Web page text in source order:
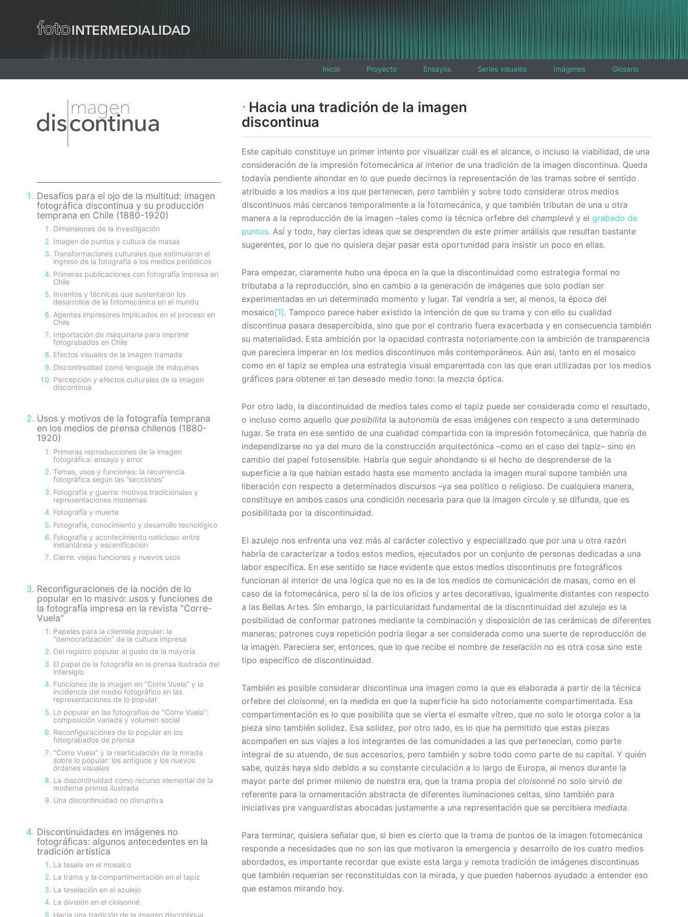
Inicio Proyecto Ensayos Series visuales Imágenes Glosario
Hacia una tradición de la imagen
discontinua
Este capítulo constituye un primer intento por visualizar cuál es el alcance, o incluso la viabilidad, de una
consideración de la impresión fotomecánica al interior de una tradición de la imagen discontinua. Queda
todavía pendiente ahondar en lo que puede decirnos la representación de las tramas sobre el sentido
atribuido a los medios a los que pertenecen, pero también y sobre todo considerar otros medios
discontinuos más cercanos temporalmente a la fotomecánica, y que también tributan de una u otra
manera a la reproducción de la imagen –tales como la técnica orfebre del champlevé y el grabado de
puntos. Así y todo, hay ciertas ideas que se desprenden de este primer análisis que resultan bastante
sugerentes, por lo que no quisiera dejar pasar esta oportunidad para insistir un poco en ellas.
Para empezar, claramente hubo una época en la que la discontinuidad como estrategia formal no
tributaba a la reproducción, sino en cambio a la generación de imágenes que solo podían ser
experimentadas en un determinado momento y lugar. Tal vendría a ser, al menos, la época del
mosaico[1]. Tampoco parece haber existido la intención de que su trama y con ello su cualidad
discontinua pasara desapercibida, sino que por el contrario fuera exacerbada y en consecuencia también
su materialidad. Esta ambición por la opacidad contrasta notoriamente con la ambición de transparencia
que pareciera imperar en los medios discontinuos más contemporáneos. Aún así, tanto en el mosaico
como en el tapiz se emplea una estrategia visual emparentada con las que eran utilizadas por los medios
gráficos para obtener el tan deseado medio tono: la mezcla óptica.
Por otro lado, la discontinuidad de medios tales como el tapiz puede ser considerada como el resultado,
o incluso como aquello que posibilita la autonomía de esas imágenes con respecto a una determinado
lugar. Se trata en ese sentido de una cualidad compartida con la impresión fotomecánica, que habría de
independizarse no ya del muro de la construcción arquitectónica –como en el caso del tapiz– sino en
cambio del papel fotosensible. Habría que seguir ahondando si el hecho de desprenderse de la
superficie a la que habían estado hasta ese momento anclada la imagen mural supone también una
liberación con respecto a determinados discursos –ya sea político o religioso. De cualquiera manera,
constituye en ambos casos una condición necesaria para que la imagen circule y se difunda, que es
posibilitada por la discontinuidad.
El azulejo nos enfrenta una vez más al carácter colectivo y especializado que por una u otra razón
habría de caracterizar a todos estos medios, ejecutados por un conjunto de personas dedicadas a una
labor específica. En ese sentido se hace evidente que estos medios discontinuos pre fotográficos
funcionan al interior de una lógica que no es la de los medios de comunicación de masas, como en el
caso de la fotomecánica, pero sí la de los oficios y artes decorativas, igualmente distantes con respecto
a las Bellas Artes. Sin embargo, la particularidad fundamental de la discontinuidad del azulejo es la
posibilidad de conformar patrones mediante la combinación y disposición de las cerámicas de diferentes
maneras; patrones cuya repetición podría llegar a ser considerada como una suerte de reproducción de
la imagen. Pareciera ser, entonces, que lo que recibe el nombre de teselación no es otra cosa sino este
tipo específico de discontinuidad.
También es posible considerar discontinua una imagen como la que es elaborada a partir de la técnica
orfebre del cloisonné, en la medida en que la superficie ha sido notoriamente compartimentada. Esa
compartimentación es lo que posibilita que se vierta el esmalte vítreo, que no solo le otorga color a la
pieza sino también solidez. Esa solidez, por otro lado, es lo que ha permitido que estas piezas
acompañen en sus viajes a los integrantes de las comunidades a las que pertenecían, como parte
integral de su atuendo, de sus accesorios, pero también y sobre todo como parte de su capital. Y quién
sabe, quizás haya sido debido a su constante circulación a lo largo de Europa, al menos durante la
mayor parte del primer milenio de nuestra era, que la trama propia del cloisonné no solo sirvió de
referente para la ornamentación abstracta de diferentes iluminaciones celtas, sino también para
iniciativas pre vanguardistas abocadas justamente a una representación que se percibiera mediada.
Para terminar, quisiera señalar que, si bien es cierto que la trama de puntos de la imagen fotomecánica
responde a necesidades que no son las que motivaron la emergencia y desarrollo de los cuatro medios
abordados, es importante recordar que existe esta larga y remota tradición de imágenes discontinuas
que también requerían ser reconstituidas con la mirada, y que pueden habernos ayudado a entender eso
que estamos mirando hoy.
Primary
Sidebar
Desafíos para el ojo de la multitud: imagen
fotográfica discontinua y su producción
temprana en Chile (1880-1920)
Dimensiones de la investigación
Imagen de puntos y cultura de masas
Transformaciones culturales que estimularon el
ingreso de la fotografía a los medios periódicos
Primeras publicaciones con fotografía impresa en
Chile
Inventos y técnicas que sustentaron los
desarrollos de la fotomecánica en el mundo
Agentes impresores implicados en el proceso en
Chile
Importación de maquinaria para imprimir
fotograbados en Chile
Efectos visuales de la imagen tramada
Discontinuidad como lenguaje de máquinas
Percepción y efectos culturales de la imagen
discontinua
Usos y motivos de la fotografía temprana
en los medios de prensa chilenos (1880-
1920)
Primeras reproducciones de la imagen
fotográfica: ensayo y error
Temas, usos y funciones: la recurrencia
fotográfica según las “secciones”
Fotografía y guerra: motivos tradicionales y
representaciones modernas
Fotografía y muerte
Fotografía, conocimiento y desarrollo tecnológico
Fotografía y acontecimiento noticioso: entre
instantánea y escenificación
Cierre: viejas funciones y nuevos usos
Reconfiguraciones de la noción de lo
popular en lo masivo: usos y funciones de
la fotografía impresa en la revista "Corre-
Vuela"
Papeles para la clientela popular: la
“democratización” de la cultura impresa
Del registro popular al gusto de la mayoría
El papel de la fotografía en la prensa ilustrada del
intersiglo
Funciones de la imagen en "Corre Vuela" y la
incidencia del medio fotográfico en las
representaciones de lo popular
Lo popular en las fotografías de "Corre Vuela":
composición variada y volumen social
Reconfiguraciones de lo popular en los
fotograbados de prensa
"Corre Vuela" y la rearticulación de la mirada
sobre lo popular: los antiguos y los nuevos
órdenes visuales
La discontinuidad como recurso elemental de la
moderna prensa ilustrada
Una discontinuidad no disruptiva
Discontinuidades en imágenes no
fotográficas: algunos antecedentes en la
tradición artística
La tesela en el mosaico
La trama y la compartimentación en el tapiz
La teselación en el azulejo
La división en el cloisonné
Hacia una tradición de la imagen discontinua